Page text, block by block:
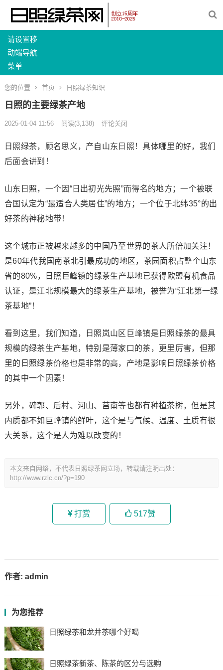
请设置移
动端导航
菜单
您的位置 首页 日照绿茶知识
日照的主要绿茶产地
2025-01-04 11:56 阅读(3,138) 评论关闭
日照绿茶，顾名思义，产自山东日照！具体哪里的好，我们
后面会讲到！
山东日照，一个因“日出初光先照”而得名的地方；一个被联
合国认定为“最适合人类居住”的地方；一个位于北纬35°的出
好茶的神秘地带！
这个城市正被越来越多的中国乃至世界的茶人所倍加关注！
是60年代我国南茶北引最成功的地区，茶园面积占整个山东
省的80%，日照巨峰镇的绿茶生产基地已获得欧盟有机食品
认证，是江北规模最大的绿茶生产基地，被誉为“江北第一绿
茶基地”！
看到这里，我们知道，日照岚山区巨峰镇是日照绿茶的最具
规模的绿茶生产基地，特别是薄家口的茶，更里厉害，但那
里的日照绿茶价格也是非常的高，产地是影响日照绿茶价格
的其中一个因素！
另外，碑郭、后村、河山、莒南等也都有种植茶树，但是其
内质都不如巨峰镇的鲜叶，这个是与气候、温度、土质有很
大关系，这个是人为难以改变的！
本文来自网络，不代表日照绿茶网立场，转载请注明出处：
http://www.rzlc.cn/?p=190
打赏 517赞
作者: admin
为您推荐
日照绿茶和龙井茶哪个好喝
日照绿茶新茶、陈茶的区分与选购